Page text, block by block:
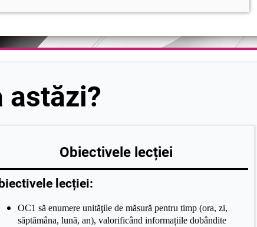
astăzi?
Obiectivele lecției
lecției:
OC1 să enumere unităţile de măsură pentru timp (ora, zi,
săptămâna, lună, an), valorificând informațiile dobândite